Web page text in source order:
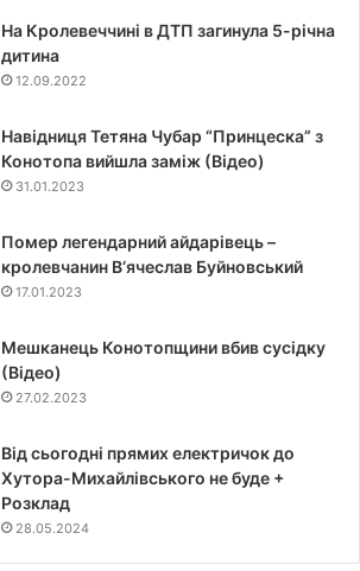
На Кролевеччині в ДТП загинула 5-річна
дитина
12.09.2022
Навідниця Тетяна Чубар “Принцеска” з
Конотопа вийшла заміж (Відео)
31.01.2023
Помер легендарний айдарівець –
кролевчанин В‘ячеслав Буйновський
17.01.2023
Мешканець Конотопщини вбив сусідку
(Відео)
27.02.2023
Від сьогодні прямих електричок до
Хутора-Михайлівського не буде +
Розклад
28.05.2024